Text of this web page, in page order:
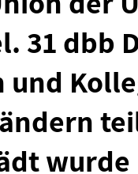
31 dbb